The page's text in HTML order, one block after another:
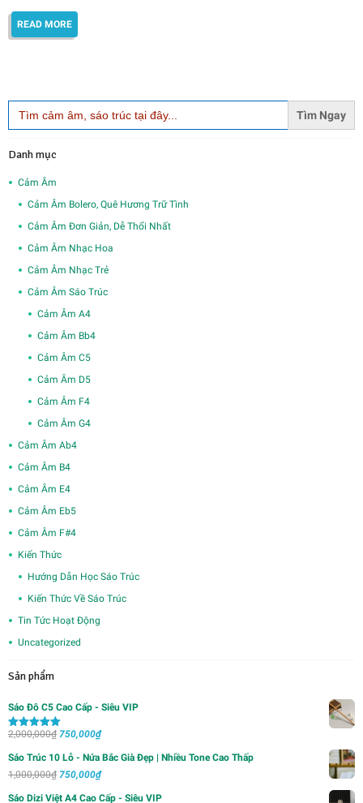
READ MORE
Search
for:
Danh mục
Cảm Âm
Cảm Âm Bolero, Quê Hương Trữ Tình
Cảm Âm Đơn Giản, Dễ Thổi Nhất
Cảm Âm Nhạc Hoa
Cảm Âm Nhạc Trẻ
Cảm Âm Sáo Trúc
Cảm Âm A4
Cảm Âm Bb4
Cảm Âm C5
Cảm Âm D5
Cảm Âm F4
Cảm Âm G4
Cảm Âm Ab4
Cảm Âm B4
Cảm Âm E4
Cảm Âm Eb5
Cảm Âm F#4
Kiến Thức
Hướng Dẫn Học Sáo Trúc
Kiến Thức Về Sáo Trúc
Tin Tức Hoạt Động
Uncategorized
Sản phẩm
Sáo Đô C5 Cao Cấp - Siêu VIP
Được xếp
sao
2,000,000₫ Giá
2,000,000₫.
750,000₫Giá
Sáo Trúc 10 Lỗ - Nứa Bắc Già Đẹp | Nhiều Tone Cao Thấp
1,000,000₫ Giá
750,000₫Giá
Sáo Dizi Việt A4 Cao Cấp - Siêu VIP